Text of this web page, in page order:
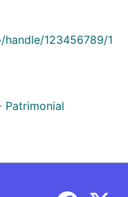
123456789/1
Patrimonial